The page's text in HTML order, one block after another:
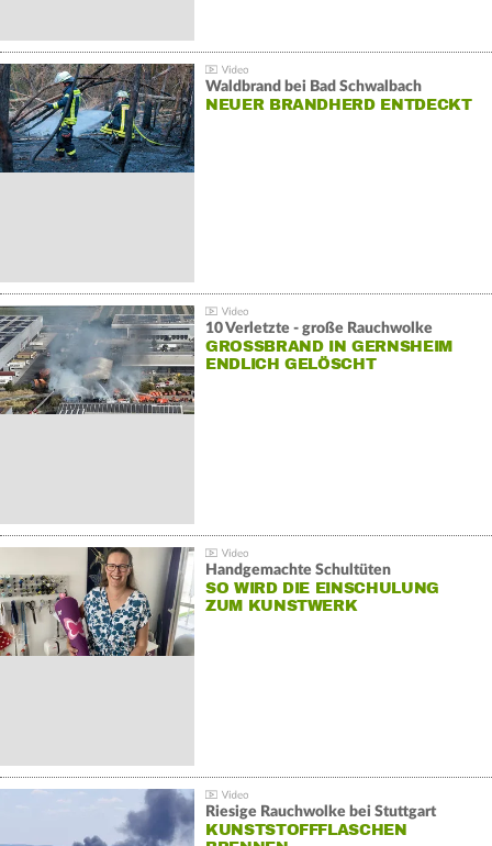
Waldbrand bei Bad Schwalbach
NEUER BRANDHERD ENTDECKT
10 Verletzte - große Rauchwolke
GROSSBRAND IN GERNSHEIM E
NDLICH GELÖSCHT
Handgemachte Schultüten
SO WIRD DIE EINSCHULUNG
ZUM KUNSTWERK
Riesige Rauchwolke bei Stuttgart
KUNSTSTOFFFLASCHEN